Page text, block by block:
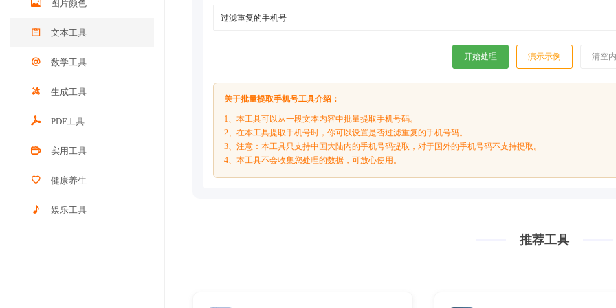
图片颜色
文本工具
数学工具
生成工具
PDF工具
实用工具
健康养生
娱乐工具
开始处理 演示示例 清空
关于批量提取手机号工具介绍：
1、本工具可以从一段文本内容中批量提取手机号码。
2、在本工具提取手机号时，你可以设置是否过滤重复的手机号码。
3、注意：本工具只支持中国大陆内的手机号码提取，对于国外的手机号码不支持提取。
4、本工具不会收集您处理的数据，可放心使用。
推荐工具